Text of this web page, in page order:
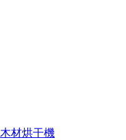
木材烘干機